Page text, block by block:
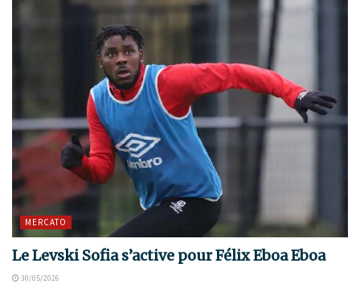
MERCATO
Le Levski Sofia s’active pour Félix Eboa Eboa
30/05/2026